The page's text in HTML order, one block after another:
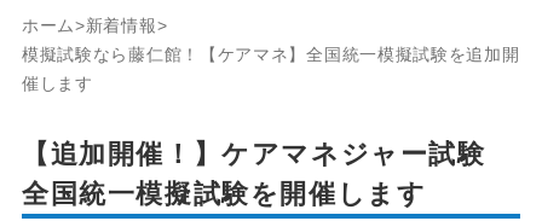
ホーム
新着情報
模擬試験なら藤仁館！【ケアマネ】全国統一模擬試験を追加開
催します
【追加開催！】ケアマネジャー試験
全国統一模擬試験を開催します